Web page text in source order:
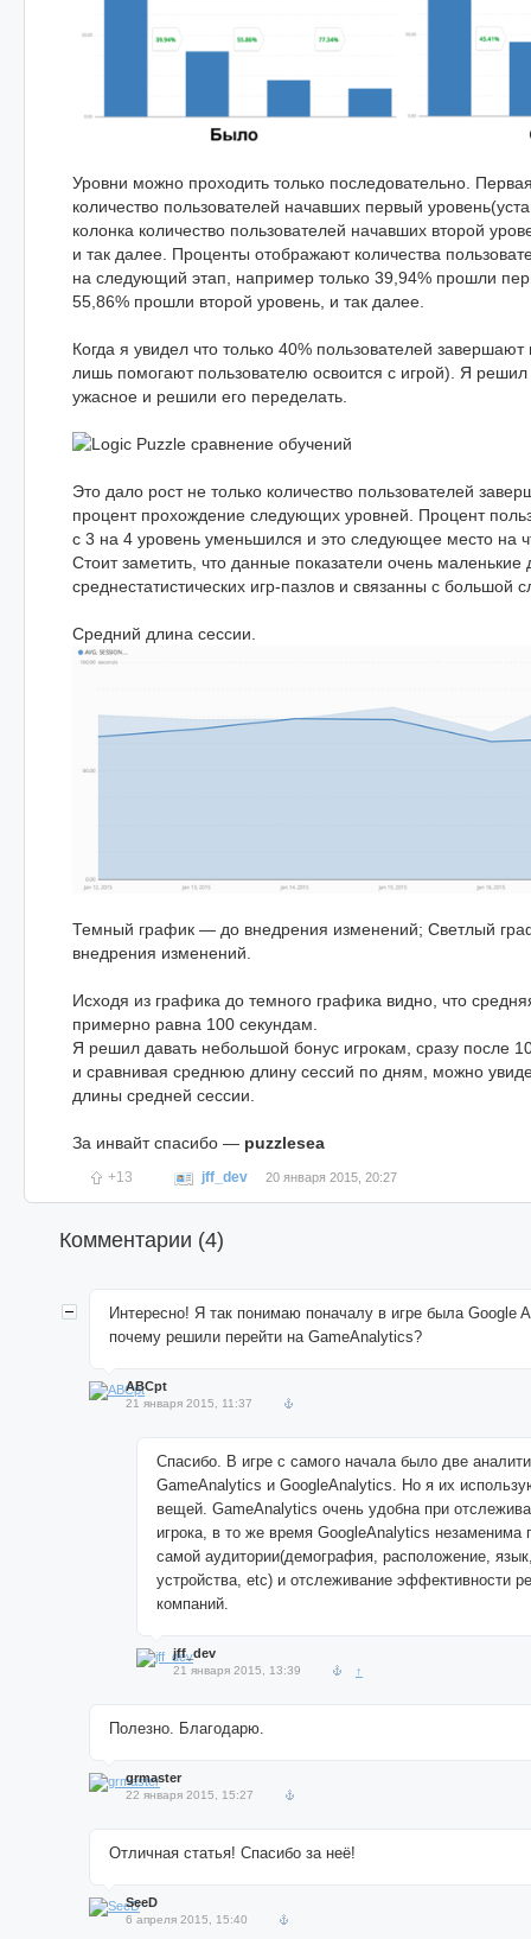
Уровни можно проходить только последовательно.
количество пользователей начавших первый
колонка количество пользователей начавших второй
и так далее. Проценты отображают количества
на следующий этап, например только 39,94% прошли
55,86% прошли второй уровень, и так далее.
Когда я увидел что только 40% пользователей
лишь помогают пользователю освоится с игрой). Я
ужасное и решили его переделать.
Это дало рост не только количество пользователей
процент прохождение следующих уровней. Процент
с 3 на 4 уровень уменьшился и это следующее место на
Стоит заметить, что данные показатели очень маленькие
среднестатистических игр-пазлов и связанны с большой
Средний длина сессии.
Темный график — до внедрения изменений; Светлый
внедрения изменений.
Исходя из графика до темного графика видно, что
примерно равна 100 секундам.
Я решил давать небольшой бонус игрокам, сразу после
и сравнивая среднюю длину сессий по дням, можно
длины средней сессии.
За инвайт спасибо — puzzlesea
+13 jff_dev 20 января 2015, 20:27
Комментарии (4)
Интересно! Я так понимаю поначалу в игре была Google
почему решили перейти на GameAnalytics?
ABCpt
21 января 2015, 11:37
Спасибо. В игре с самого начала было две
GameAnalytics и GoogleAnalytics. Но я их
вещей. GameAnalytics очень удобна при
игрока, в то же время GoogleAnalytics незаменима
самой аудитории(демография, расположение,
устройства, etc) и отслеживание эффективности
компаний.
jff_dev
21 января 2015, 13:39 ↑
Полезно. Благодарю.
grmaster
22 января 2015, 15:27
Отличная статья! Спасибо за неё!
SeeD
6 апреля 2015, 15:40